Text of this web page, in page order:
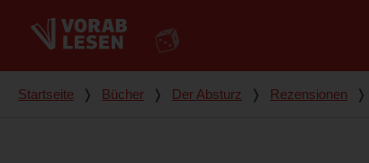
Du bist hier
Startseite ❭ Bücher ❭ Der Absturz ❭ Rezensionen ❭